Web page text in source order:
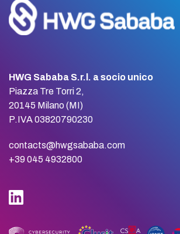
HWG Sababa S.r.l. a socio unico
Piazza Tre Torri 2,
20145 Milano (MI)
P.IVA 03820790230
contacts@hwgsababa.com
+39 045 4932800